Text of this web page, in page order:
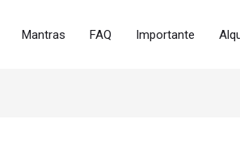
Mantras FAQ Importante